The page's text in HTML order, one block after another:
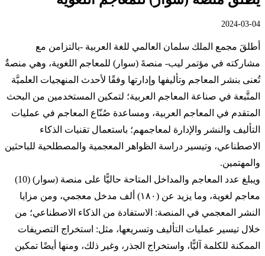
2024-03-04
أطلقَ مجمع الملك سلمان العالمي للغة العربية -بالتزامن مع
مشاركته في مؤتمر ليب- منصةَ (سوار) للمعاجم اللغوية، وهي منصةٌ
تُعنى بنشر المعاجم وتأليفها وإدارتها وفقًا لأحدث المنهجيات العلميَّة
المتَّبعة في صناعة المعاجم العربية؛ لتمكين المستخدمين من البحث
المتقدم في المعاجم العربية، ومساعدة صُنّاع المعاجم في عمليات
التأليف والنشر والإدارة لمعاجمهم؛ باستعمال تقنيات الذكاء
الاصطناعي، وتيسير دراسة الظواهر المعجمية والمصطلحية للباحثين
والمهتمين.
ويبلغ عدد المعاجم والمداخل المتاحة حاليًّا على منصة (سوار) (10)
معاجم لغوية، وما يزيد عن (١٨٠) ألف مدخل معجمي، ومن مزايا
النشر المعجمي في المنصة: الاستفادة من الذكاء الاصطناعي؛ من
خلال تيسير عمليات التأليف وتسريعها، مثل: استخراج التصريفات
الممكنة للكلمة آليًّا، واستخراج الجذر، وغير ذلك، ومنها أيضًا تمكين